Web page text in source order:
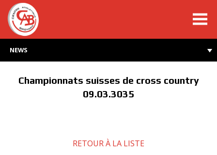
NEWS
Championnats suisses de cross country
09.03.3035
RETOUR À LA LISTE